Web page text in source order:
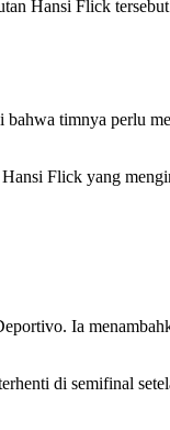
Hansi Flick
bahwa timnya perlu
Flick yang
Ia
di semifinal